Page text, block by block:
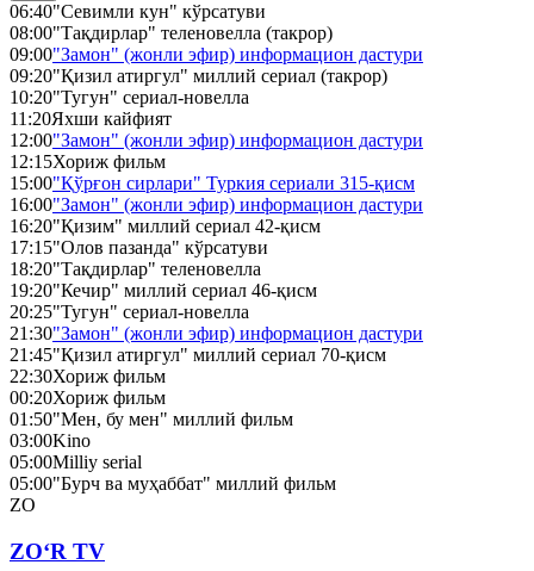
06:40"Севимли кун" кўрсатуви
08:00"Тақдирлар" теленовелла (такрор)
09:00"Замон" (жонли эфир) информацион дастури
09:20"Қизил атиргул" миллий сериал (такрор)
10:20"Тугун" сериал-новелла
11:20Яхши кайфият
12:00"Замон" (жонли эфир) информацион дастури
12:15Хориж фильм
15:00"Қўрғон сирлари" Туркия сериали 315-қисм
16:00"Замон" (жонли эфир) информацион дастури
16:20"Қизим" миллий сериал 42-қисм
17:15"Олов пазанда" кўрсатуви
18:20"Тақдирлар" теленовелла
19:20"Кечир" миллий сериал 46-қисм
20:25"Тугун" сериал-новелла
21:30"Замон" (жонли эфир) информацион дастури
21:45"Қизил атиргул" миллий сериал 70-қисм
22:30Хориж фильм
00:20Хориж фильм
01:50"Мен, бу мен" миллий фильм
03:00Kino
05:00Milliy serial
05:00"Бурч ва муҳаббат" миллий фильм
ZO
ZO‘R TV